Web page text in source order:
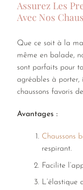
Assurez Les
Avec Nos
Que ce soit à la
même en balade,
sont parfaits pour
agréables à porter,
chaussons favoris
Avantages :
Chaussons
respirant.
Facilite
L’élastique